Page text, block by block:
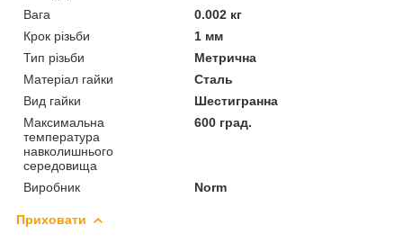
Вага
0.002 кг
Крок різьби
1 мм
Тип різьби
Метрична
Матеріал гайки
Сталь
Вид гайки
Шестигранна
Максимальна
температура
навколишнього
середовища
600 град.
Виробник Norm
Приховати